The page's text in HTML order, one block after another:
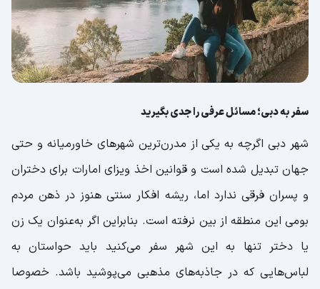
سفر به دبی؛ مسائل عرفی را جدی بگیرید
شهر دبی اگرچه به یکی از مدرن‌ترین شهرهای خاورمیانه و حتی
جهان تبدیل شده است و قوانین اخذ ویزای امارات برای دختران
و پسران فرقی ندارد اما، ریشه افکار سنتی هنوز در ذهن مردم
بومی این منطقه از بین نرفته است. بنابراین اگر به‌عنوان یک زن
یا دختر تنها به این شهر سفر می‌کنید باید حواستان به
لباس‌هایی که در جاذبه‌های مذهبی می‌پوشید باشد. خصوصا